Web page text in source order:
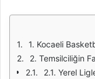
1. Kocaeli
2. Temsilciliğin
2.1. Yerel